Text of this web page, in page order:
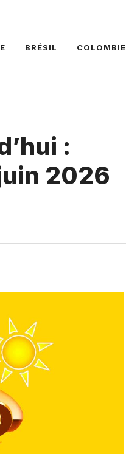
BRÉSIL COLOMBIE
:
2026